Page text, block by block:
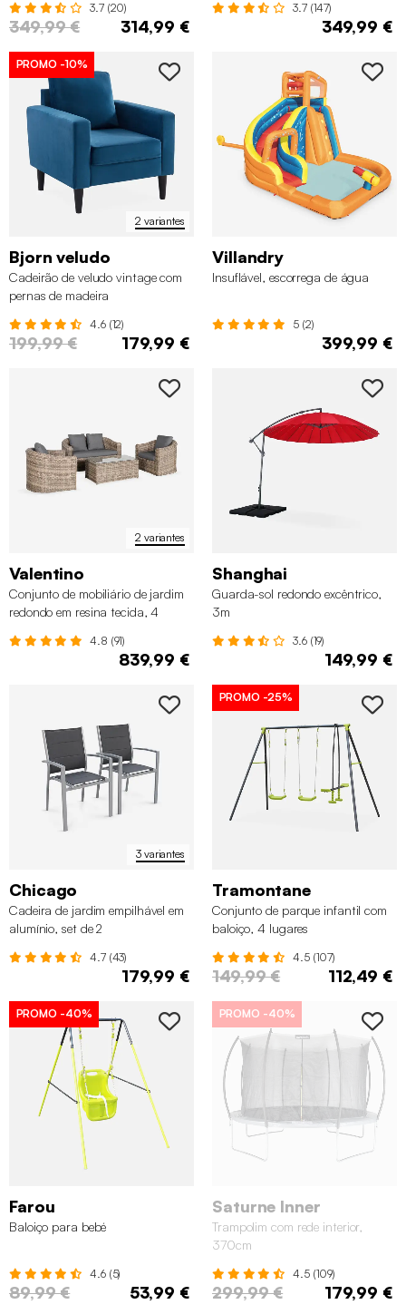
3.7 (20)
349,99 € 314,99 €
3.7 (147)
349,99 €
2 variantes
PROMO -10%
Bjorn veludo
Cadeirão de veludo vintage com
pernas de madeira
4.6 (12)
199,99 € 179,99 €
Villandry
Insuflável, escorrega de água
5 (2)
399,99 €
2 variantes
Valentino
Conjunto de mobiliário de jardim
redondo em resina tecida, 4
4.8 (91)
839,99 €
Shanghai
Guarda-sol redondo excêntrico,
3m
3.6 (19)
149,99 €
3 variantes
Chicago
Cadeira de jardim empilhável em
alumínio, set de 2
4.7 (43)
179,99 €
PROMO -25%
Tramontane
Conjunto de parque infantil com
baloiço, 4 lugares
4.5 (107)
149,99 € 112,49 €
PROMO -40%
Farou
Baloiço para bebé
4.6 (5)
89,99 € 53,99 €
PROMO -40%
Saturne Inner
Trampolim com rede interior,
370cm
4.5 (109)
299,99 € 179,99 €